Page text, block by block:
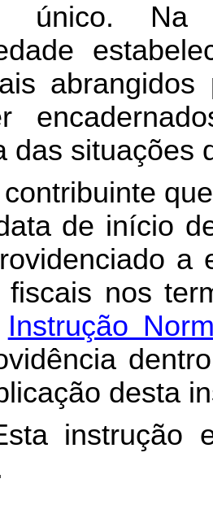
único.
das situações
de início
a
fiscais nos
Instrução
desta
instrução